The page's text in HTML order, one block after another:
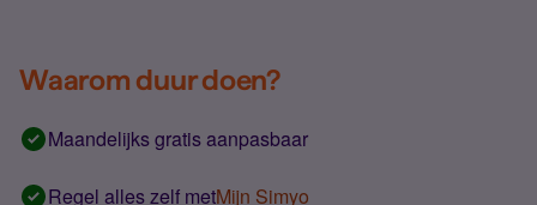
Waarom duur doen?
Maandelijks gratis aanpasbaar
Regel alles zelf metMijn Simyo